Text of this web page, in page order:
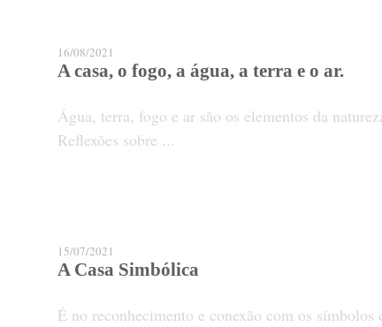
16/08/2021
A casa, o fogo, a água, a terra e o ar.
Água, terra, fogo e ar são os elementos da
Reflexões sobre ...
15/07/2021
A Casa Simbólica
É no reconhecimento e conexão com os símbolos